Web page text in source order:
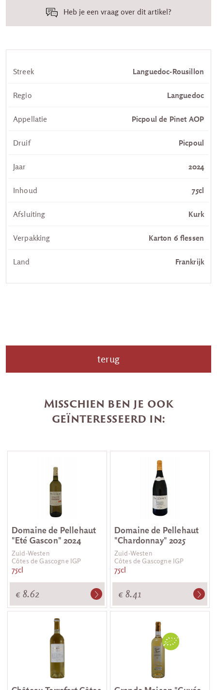
Heb je een vraag over dit artikel?
Streek Languedoc-Rousillon
Regio Languedoc
Appellatie Picpoul de Pinet AOP
Druif Picpoul
Jaar 2024
Inhoud 75cl
Afsluiting Kurk
Verpakking Karton 6 flessen
Land Frankrijk
terug
Misschien ben je ook
geïnteresseerd in:
Domaine de Pellehaut
"Eté Gascon" 2024
Zuid-Westen
Côtes de Gascogne IGP
75cl
€ 8.62
Domaine de Pellehaut
"Chardonnay" 2025
Zuid-Westen
Côtes de Gascogne IGP
75cl
€ 8.41